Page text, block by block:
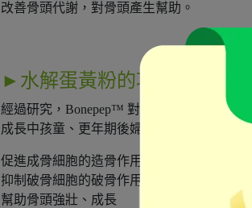
改善骨頭代謝，對骨頭產生幫助。
► 水解蛋黃粉的功效
經過研究，Bonepep™ 對
有明顯
成長中孩童、更年期後婦女及銀髮族鞏固身
促進成骨細胞的造骨作用
抑制破骨細胞的破骨作用
幫助骨頭強壯、成長